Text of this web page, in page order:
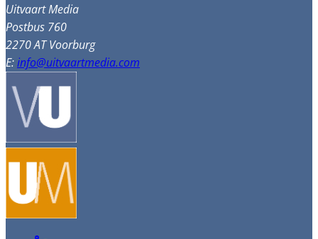
Uitvaart Media
Postbus 760
2270 AT Voorburg
E:info@uitvaartmedia.com